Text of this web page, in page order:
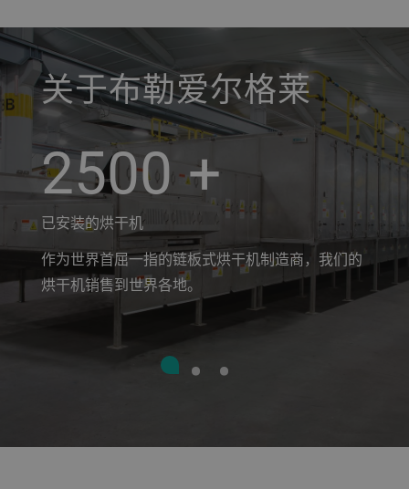
a decorative background image
关于布勒爱尔格莱
2500+
已安装的烘干机
作为世界首屈一指的链板式烘干机制造商，我们的
烘干机销售到世界各地。